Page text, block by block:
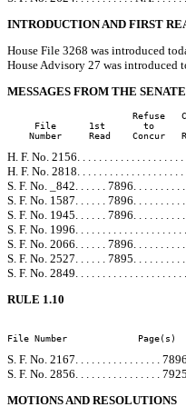
INTRODUCTION AND FIRST
House File 3268 was introduced
House Advisory 27 was introduced
MESSAGES FROM THE
Refuse
File      1st       to
Number     Read    Concur
H. F. No. 2156. . . . . . . . . . . . . . . . . . .
H. F. No. 2818. . . . . . . . . . . . . . . . . . .
S. F. No. _842. . . . . . 7896. . . . . . . . . .
S. F. No. 1587. . . . . . 7896. . . . . . . . . .
S. F. No. 1945. . . . . . 7896. . . . . . . . . .
S. F. No. 1996. . . . . . . . . . . . . . . . . . . .
S. F. No. 2066. . . . . . 7896. . . . . . . . . .
S. F. No. 2527. . . . . . 7895. . . . . . . . . .
S. F. No. 2849. . . . . . . . . . . . . . . . . . . .
RULE 1.10
File Number             Page(s)
S. F. No. 2167. . . . . . . . . . . . . . . . 7896
S. F. No. 2856. . . . . . . . . . . . . . . . 7925
MOTIONS AND RESOLUTIONS